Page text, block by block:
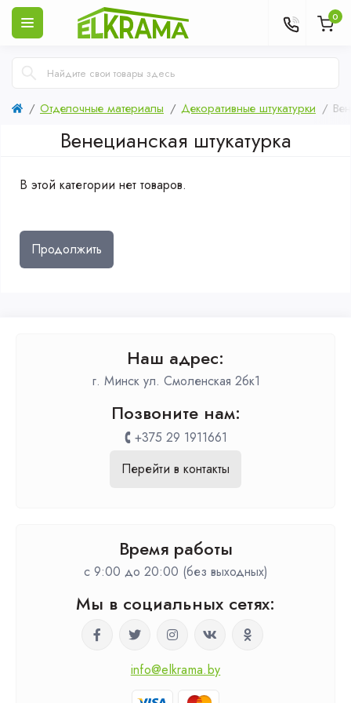
0
Отделочные материалы Декоративные штукатурки
Венецианская штукатурка
В этой категории нет товаров.
Продолжить
Наш адрес:
г. Минск ул. Смоленская 2бк1
Позвоните нам:
+375 29 1911661
Перейти в контакты
Время работы
c 9:00 до 20:00 (без выходных)
Мы в социальных сетях:
info@elkrama.by